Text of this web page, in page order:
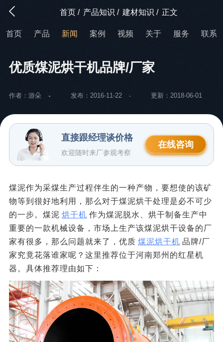
首页 / 产品知识 / 建材知识 / 正文
首页 产品 新闻 案例 视频 关于 服务 联系
优质煤泥烘干机品牌/厂家
作者：游朵 发布：2016-11-22 更新：2018-06-01
直接跟经理谈价格
欢迎随时来厂参观考察
在线咨询
煤泥作为采煤生产过程伴生的一种产物，要想使的该矿
物等到很好地利用，那么对于煤泥烘干处理是必不可少
的一步。煤泥 烘干机 作为煤泥脱水、烘干制备生产中
重要的一款机械设备，市场上生产该煤泥烘干设备的厂
家有很多，那么问题就来了，优质 煤泥烘干机 品牌/厂
家究竟花落谁家呢？这里推荐位于河南郑州的红星机
器。具体推荐理由如下：